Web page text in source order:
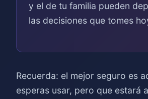
y el de tu familia pueden
las decisiones que tomes
Recuerda: el mejor seguro es
esperas usar, pero que estará